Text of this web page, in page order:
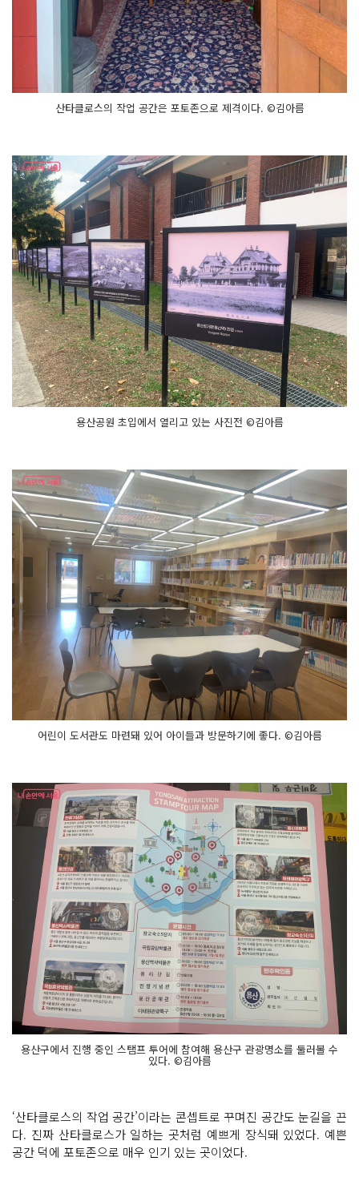
산타클로스의 작업 공간은 포토존으로 제격이다. ©김아름
용산공원 초입에서 열리고 있는 사진전 ©김아름
어린이 도서관도 마련돼 있어 아이들과 방문하기에 좋다. ©김아름
용산구에서 진행 중인 스탬프 투어에 참여해 용산구 관광명소를 둘러볼 수
있다. ©김아름
‘산타클로스의 작업 공간’이라는 콘셉트로 꾸며진 공간도 눈길을 끈
다. 진짜 산타클로스가 일하는 곳처럼 예쁘게 장식돼 있었다. 예쁜
공간 덕에 포토존으로 매우 인기 있는 곳이었다.